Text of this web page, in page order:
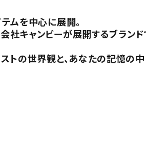
ムを中心に展開。
キャンビーが展開するブランド
トの世界観と、あなたの記憶の